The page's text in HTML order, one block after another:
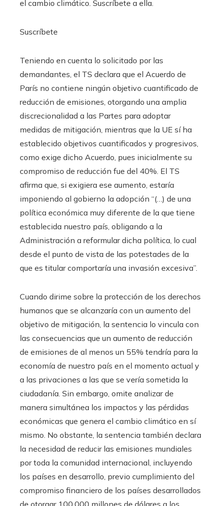
el cambio climático. Suscríbete a ella.
Suscríbete
Teniendo en cuenta lo solicitado por las
demandantes, el TS declara que el Acuerdo de
París no contiene ningún objetivo cuantificado de
reducción de emisiones, otorgando una amplia
discrecionalidad a las Partes para adoptar
medidas de mitigación, mientras que la UE sí ha
establecido objetivos cuantificados y progresivos,
como exige dicho Acuerdo, pues inicialmente su
compromiso de reducción fue del 40%. El TS
afirma que, si exigiera ese aumento, estaría
imponiendo al gobierno la adopción “(…) de una
política económica muy diferente de la que tiene
establecida nuestro país, obligando a la
Administración a reformular dicha política, lo cual
desde el punto de vista de las potestades de la
que es titular comportaría una invasión excesiva”.
Cuando dirime sobre la protección de los derechos
humanos que se alcanzaría con un aumento del
objetivo de mitigación, la sentencia lo vincula con
las consecuencias que un aumento de reducción
de emisiones de al menos un 55% tendría para la
economía de nuestro país en el momento actual y
a las privaciones a las que se vería sometida la
ciudadanía. Sin embargo, omite analizar de
manera simultánea los impactos y las pérdidas
económicas que genera el cambio climático en sí
mismo. No obstante, la sentencia también declara
la necesidad de reducir las emisiones mundiales
por toda la comunidad internacional, incluyendo
los países en desarrollo, previo cumplimiento del
compromiso financiero de los países desarrollados